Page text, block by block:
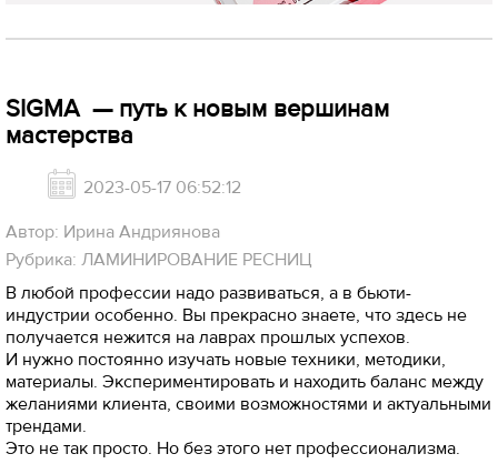
SIGMA — путь к новым вершинам
мастерства
2023-05-17 06:52:12
Автор: Ирина Андриянова
Рубрика: ЛАМИНИРОВАНИЕ РЕСНИЦ
В любой профессии надо развиваться, а в бьюти-
индустрии особенно. Вы прекрасно знаете, что здесь не
получается нежится на лаврах прошлых успехов.
И нужно постоянно изучать новые техники, методики,
материалы. Экспериментировать и находить баланс между
желаниями клиента, своими возможностями и актуальными
трендами.
Это не так просто. Но без этого нет профессионализма.